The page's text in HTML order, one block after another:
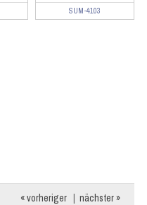
SUM-4103
« vorheriger | nächster »